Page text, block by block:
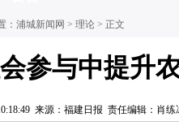
： 浦城新闻网 > 理论 > 正文
参与中提升
来源：福建日报 责任编辑：肖练